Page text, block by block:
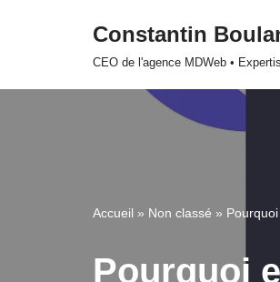
Constantin
CEO de l'agence MDWeb •
Accueil » Non classé »
Pourquoi